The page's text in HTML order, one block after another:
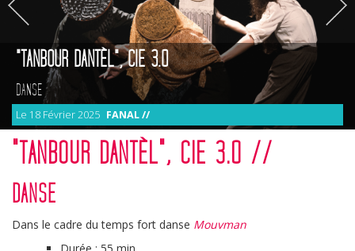
"TANBOUR DANTÈL", CIE 3.0
DANSE
Le 18 Février 2025 FANAL //
"TANBOUR DANTÈL", CIE 3.0 //
DANSE
Dans le cadre du temps fort danse Mouvman